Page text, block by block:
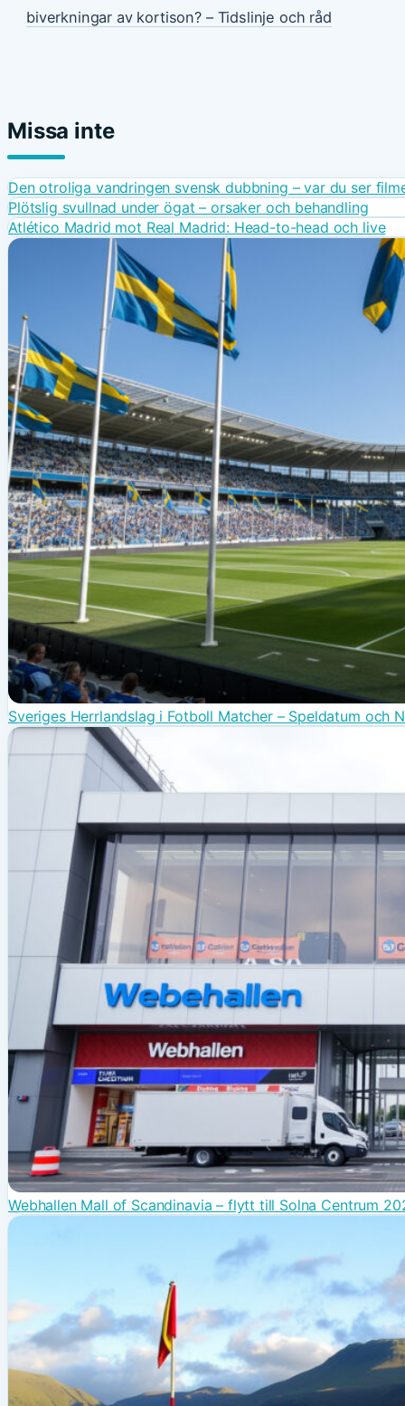
biverkningar av kortison? – Tidslinje och råd
Missa inte
Den otroliga vandringen svensk dubbning – var du ser
Plötslig svullnad under ögat – orsaker och behandling
Atlético Madrid mot Real Madrid: Head-to-head och live
Sveriges Herrlandslag i Fotboll Matcher – Speldatum och
Webhallen Mall of Scandinavia – flytt till Solna Centrum